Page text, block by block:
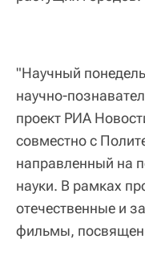
"Научный
научно-
проект РИА
совместно с
направленный на
науки. В рамках
отечественные и
фильмы,